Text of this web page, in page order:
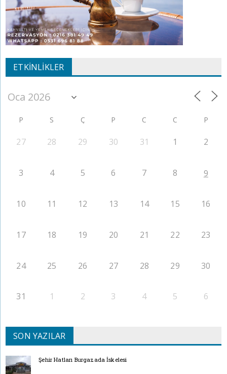
ETKINLIKLER
P S Ç P C C P
27 28 29 30 31 1 2
3 4 5 6 7 8 9
10 11 12 13 14 15 16
17 18 19 20 21 22 23
24 25 26 27 28 29 30
31 1 2 3 4 5 6
SON YAZILAR
Şehir Hatları Burgazada İskelesi